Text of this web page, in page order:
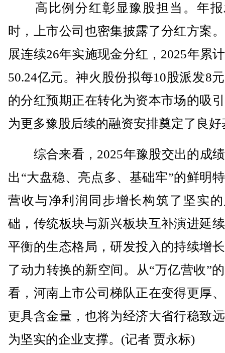
高比例分红彰显豫股担当。年报
时，上市公司也密集披露了分红方案
展连续26年实施现金分红，2025年累
50.24亿元。神火股份拟每10股派发8
的分红预期正在转化为资本市场的吸
为更多豫股后续的融资安排奠定了良好
综合来看，2025年豫股交出的成
出“大盘稳、亮点多、基础牢”的鲜
营收与净利润同步增长构筑了坚实
础，传统板块与新兴板块互补演进延
平衡的生态格局，研发投入的持续增
了动力转换的新空间。从“万亿营收”
看，河南上市公司梯队正在变得更厚
更具含金量，也将为经济大省行稳致
为坚实的企业支撑。(记者 贾永标)